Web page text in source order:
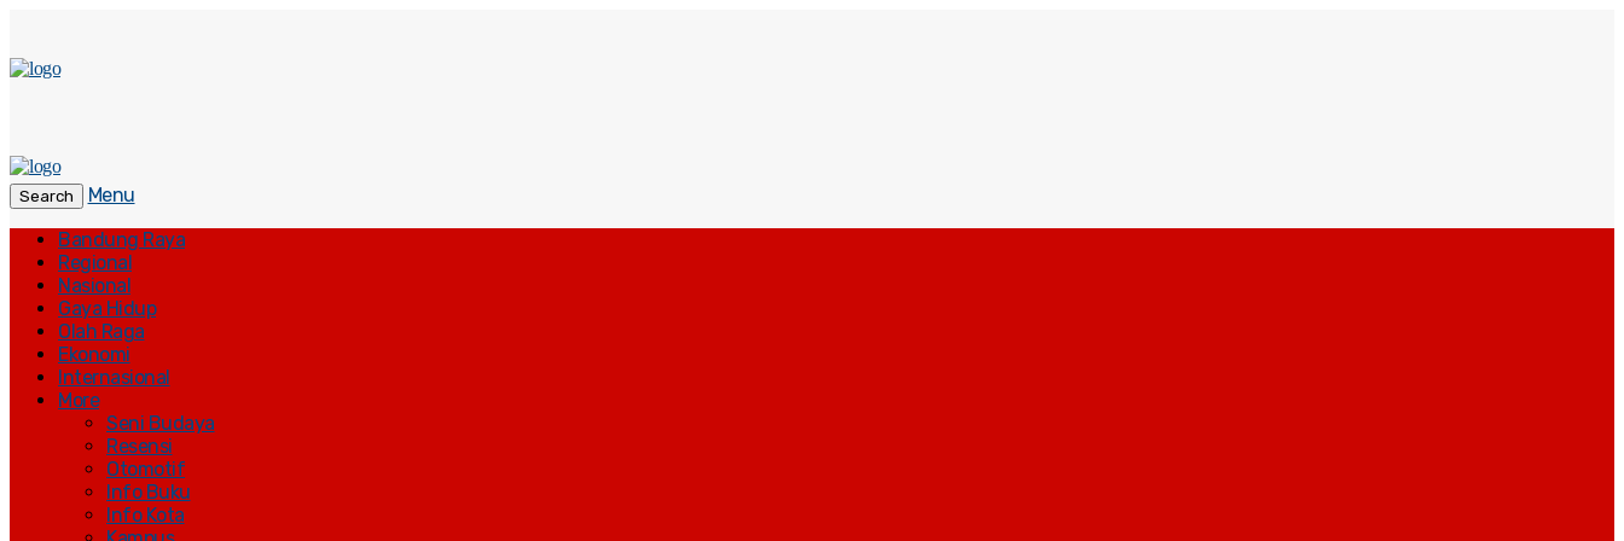
Search
Menu
Bandung Raya
Regional
Nasional
Gaya Hidup
Olah Raga
Ekonomi
Internasional
More
Seni Budaya
Resensi
Otomotif
Info Buku
Info Kota